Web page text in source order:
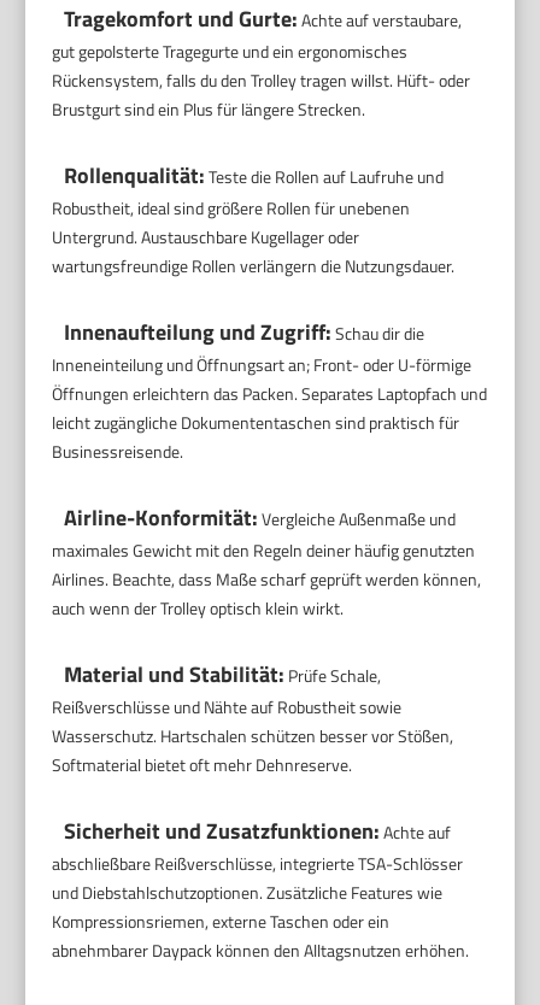
Tragekomfort und Gurte:Achte auf verstaubare,
gut gepolsterte Tragegurte und ein ergonomisches
Rückensystem, falls du den Trolley tragen willst. Hüft- oder
Brustgurt sind ein Plus für längere Strecken.
Rollenqualität:Teste die Rollen auf Laufruhe und
Robustheit, ideal sind größere Rollen für unebenen
Untergrund. Austauschbare Kugellager oder
wartungsfreundige Rollen verlängern die Nutzungsdauer.
Innenaufteilung und Zugriff:Schau dir die
Inneneinteilung und Öffnungsart an; Front- oder U-förmige
Öffnungen erleichtern das Packen. Separates Laptopfach und
leicht zugängliche Dokumententaschen sind praktisch für
Businessreisende.
Airline-Konformität:Vergleiche Außenmaße und
maximales Gewicht mit den Regeln deiner häufig genutzten
Airlines. Beachte, dass Maße scharf geprüft werden können,
auch wenn der Trolley optisch klein wirkt.
Material und Stabilität: Prüfe Schale,
Reißverschlüsse und Nähte auf Robustheit sowie
Wasserschutz. Hartschalen schützen besser vor Stößen,
Softmaterial bietet oft mehr Dehnreserve.
Sicherheit und Zusatzfunktionen:Achte auf
abschließbare Reißverschlüsse, integrierte TSA-Schlösser
und Diebstahlschutzoptionen. Zusätzliche Features wie
Kompressionsriemen, externe Taschen oder ein
abnehmbarer Daypack können den Alltagsnutzen erhöhen.